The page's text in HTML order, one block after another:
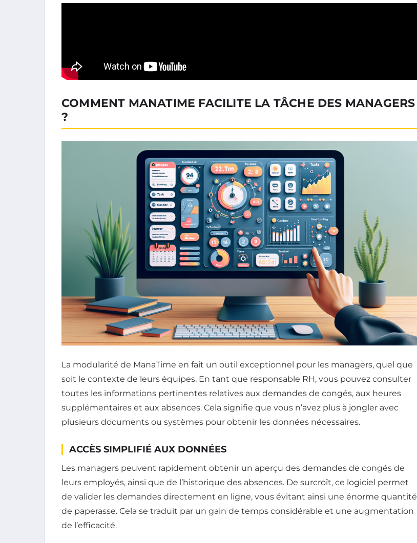
COMMENT MANATIME FACILITE LA TÂCHE DES MANAGERS
?
La modularité de ManaTime en fait un outil exceptionnel pour les managers, quel que
soit le contexte de leurs équipes. En tant que responsable RH, vous pouvez consulter
toutes les informations pertinentes relatives aux demandes de congés, aux heures
supplémentaires et aux absences. Cela signifie que vous n’avez plus à jongler avec
plusieurs documents ou systèmes pour obtenir les données nécessaires.
ACCÈS SIMPLIFIÉ AUX DONNÉES
Les managers peuvent rapidement obtenir un aperçu des demandes de congés de
leurs employés, ainsi que de l’historique des absences. De surcroît, ce logiciel permet
de valider les demandes directement en ligne, vous évitant ainsi une énorme quantité
de paperasse. Cela se traduit par un gain de temps considérable et une augmentation
de l’efficacité.